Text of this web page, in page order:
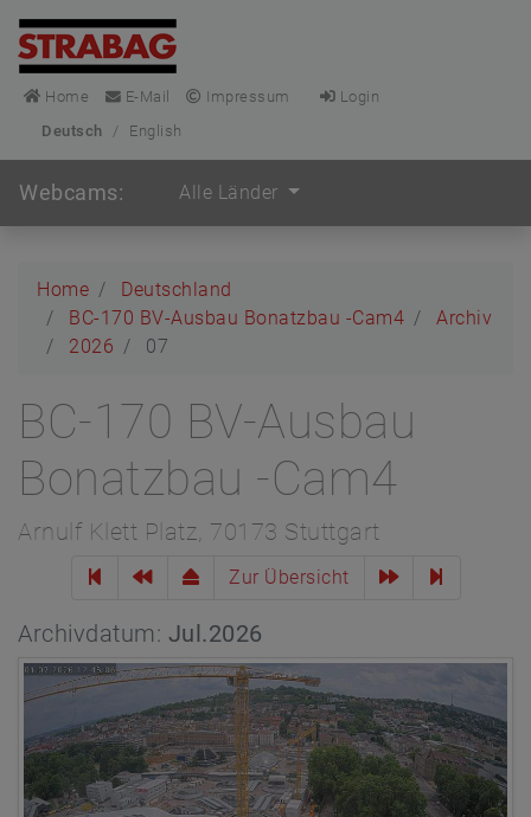
Home E-Mail Impressum
Login
Deutsch
/ English
Webcams: Alle Länder
Home
Deutschland
BC-170 BV-Ausbau Bonatzbau -Cam4
Archiv
2026
07
BC-170 BV-Ausbau
Bonatzbau -Cam4
Arnulf Klett Platz, 70173 Stuttgart
Zur Übersicht
Archivdatum: Jul.2026